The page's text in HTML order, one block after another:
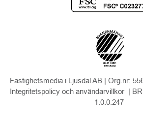
Fastighetsmedia i Ljusdal AB | Org.nr:
Integritetspolicy och användarvillkor |
1.0.0.247